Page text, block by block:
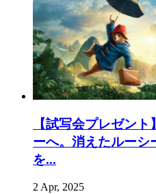
【試写会プレゼン
ーへ。消えたルーシ
を...
2 Apr, 2025